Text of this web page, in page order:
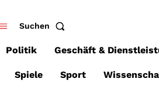
Suchen
Politik Geschäft &
Spiele Sport